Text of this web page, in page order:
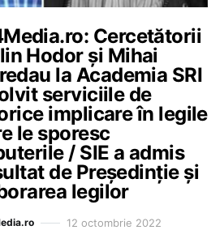
Cercetătorii
Hodor și Mihai
la Academia SRI
serviciile de
implicare în legile
le sporesc
/ SIE a admis
de Președinție și
legilor
12 octombrie 2022